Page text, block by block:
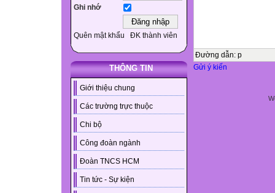
Ghi nhớ
Quên mật khẩu ĐK thành viên
THÔNG TIN
Giới thiệu chung
Các trường trực thuộc
Chi bộ
Công đoàn ngành
Đoàn TNCS HCM
Tin tức - Sự kiện
Đường dẫn: p
Gửi ý kiến